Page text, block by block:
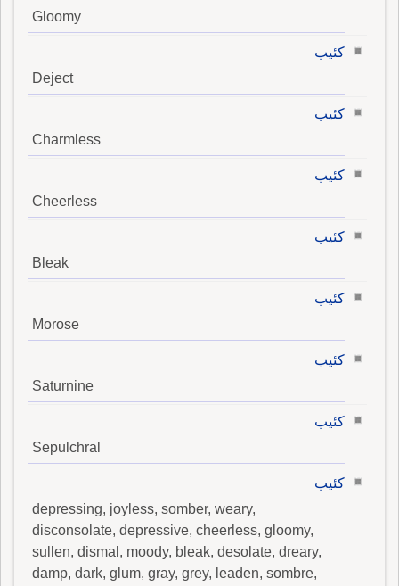
Gloomy
كئيب
Deject
كئيب
Charmless
كئيب
Cheerless
كئيب
Bleak
كئيب
Morose
كئيب
Saturnine
كئيب
Sepulchral
كئيب
depressing, joyless, somber, weary,
disconsolate, depressive, cheerless, gloomy,
sullen, dismal, moody, bleak, desolate, dreary,
damp, dark, glum, gray, grey, leaden, sombre,